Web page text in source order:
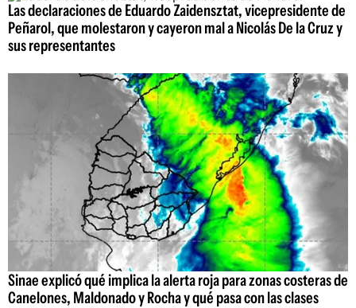
Las declaraciones de Eduardo Zaidensztat, vicepresidente de
Peñarol, que molestaron y cayeron mal a Nicolás De la Cruz y
sus representantes
Sinae explicó qué implica la alerta roja para zonas costeras de
Canelones, Maldonado y Rocha y qué pasa con las clases